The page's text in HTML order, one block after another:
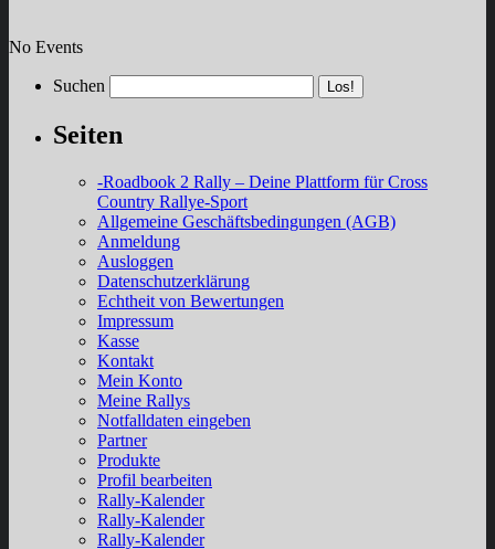
No Events
Suchen
Seiten
-Roadbook 2 Rally – Deine Plattform für Cross
Country Rallye-Sport
Allgemeine Geschäftsbedingungen (AGB)
Anmeldung
Ausloggen
Datenschutzerklärung
Echtheit von Bewertungen
Impressum
Kasse
Kontakt
Mein Konto
Meine Rallys
Notfalldaten eingeben
Partner
Produkte
Profil bearbeiten
Rally-Kalender
Rally-Kalender
Rally-Kalender